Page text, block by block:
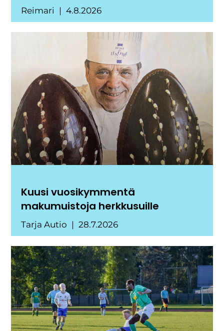
Reimari 4.8.2026
Kuusi vuosikymmentä
makumuistoja herkkusuille
Tarja Autio 28.7.2026